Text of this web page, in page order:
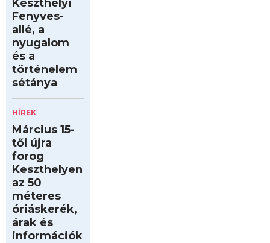
Keszthelyi
Fenyves-
allé, a
nyugalom
és a
történelem
sétánya
HÍREK
Március 15-
től újra
forog
Keszthelyen
az 50
méteres
óriáskerék,
árak és
információk